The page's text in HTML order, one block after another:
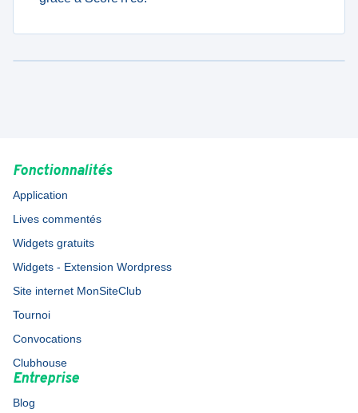
Fonctionnalités
Application
Lives commentés
Widgets gratuits
Widgets - Extension Wordpress
Site internet MonSiteClub
Tournoi
Convocations
Clubhouse
Entreprise
Blog